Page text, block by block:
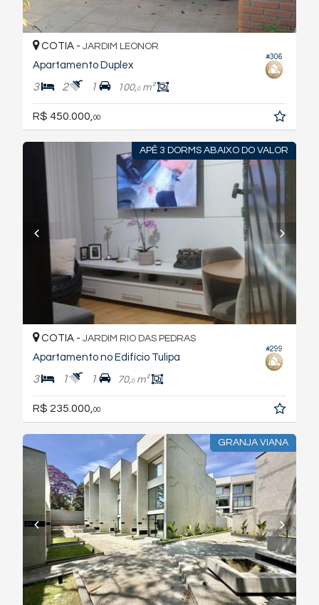
#306
COTIA - JARDIM LEONOR
Apartamento Duplex
3 2 1 100,0m²
R$ 450.000,00
APÊ 3 DORMS ABAIXO DO VALOR
#299
COTIA - JARDIM RIO DAS PEDRAS
Apartamento no Edifício Tulipa
3 1 1 70,0m²
R$ 235.000, 00
GRANJA VIANA